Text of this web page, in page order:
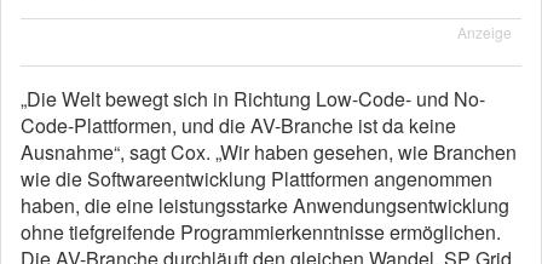
Anzeige
„Die Welt bewegt sich in Richtung Low-Code- und No-
Code-Plattformen, und die AV-Branche ist da keine
Ausnahme“, sagt Cox. „Wir haben gesehen, wie Branchen
wie die Softwareentwicklung Plattformen angenommen
haben, die eine leistungsstarke Anwendungsentwicklung
ohne tiefgreifende Programmierkenntnisse ermöglichen.